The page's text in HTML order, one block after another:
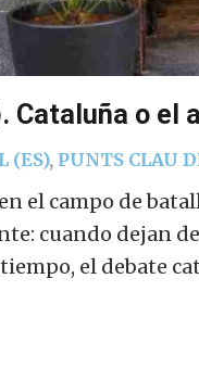
Cataluña o el
(ES), PUNTS CLAU
el campo de
cuando dejan de
el debate